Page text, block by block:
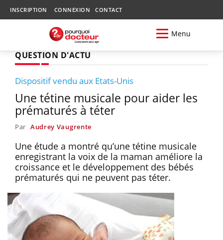
INSCRIPTION CONNEXION CONTACT
Menu
QUESTION D'ACTU
Dispositif vendu aux Etats-Unis
Une tétine musicale pour aider les
prématurés à téter
Par Audrey Vaugrente
Une étude a montré qu’une tétine musicale
enregistrant la voix de la maman améliore la
croissance et le développement des bébés
prématurés qui ne peuvent pas téter.